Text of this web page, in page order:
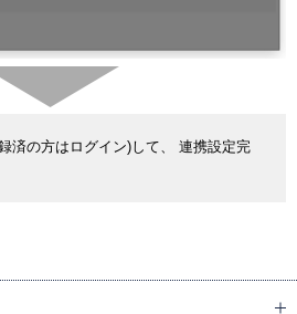
済の方はログイン)して、 連携設定完